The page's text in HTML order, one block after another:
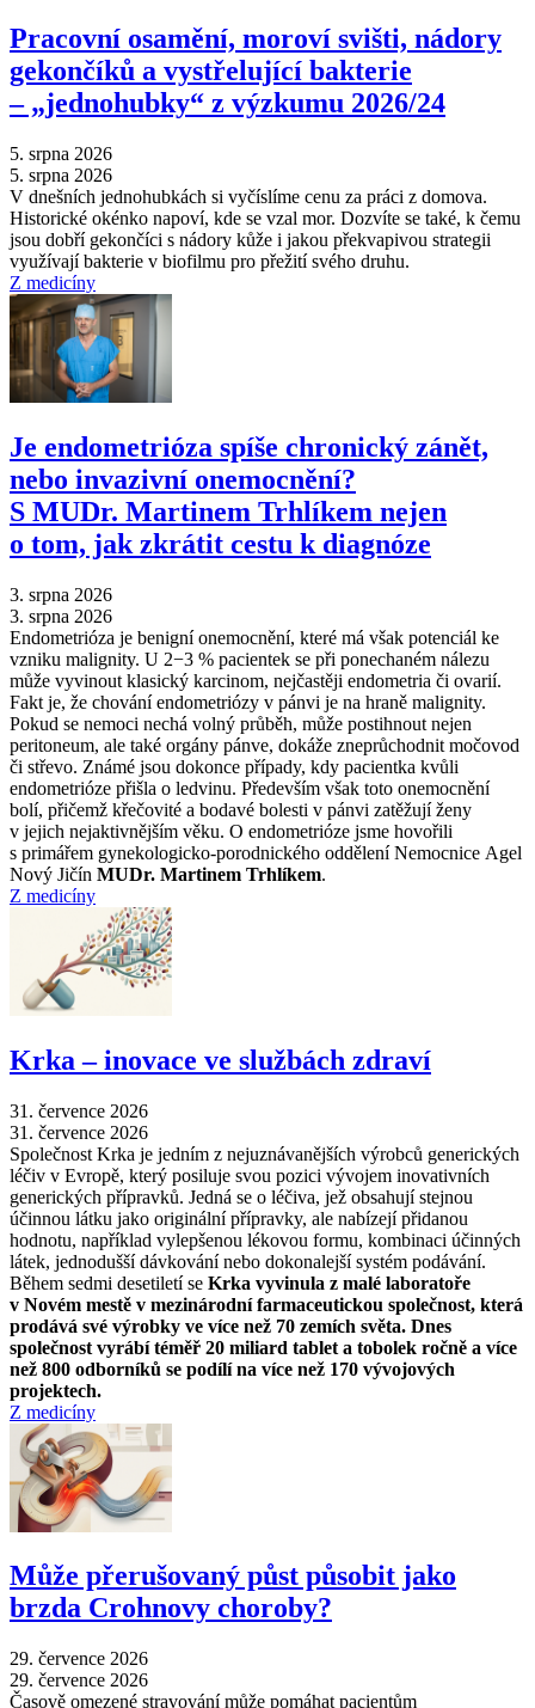
Pracovní osamění, moroví svišti, nádory
gekončíků a vystřelující bakterie
–⁠ „jednohubky“ z výzkumu 2026/24
5. srpna 2026
5. srpna 2026
V dnešních jednohubkách si vyčíslíme cenu za práci z domova.
Historické okénko napoví, kde se vzal mor. Dozvíte se také, k čemu
jsou dobří gekončíci s nádory kůže i jakou překvapivou strategii
využívají bakterie v biofilmu pro přežití svého druhu.
Z medicíny
Je endometrióza spíše chronický zánět,
nebo invazivní onemocnění?
S MUDr. Martinem Trhlíkem nejen
o tom, jak zkrátit cestu k diagnóze
3. srpna 2026
3. srpna 2026
Endometrióza je benigní onemocnění, které má však potenciál ke
vzniku malignity. U 2−3 % pacientek se při ponechaném nálezu
může vyvinout klasický karcinom, nejčastěji endometria či ovarií.
Fakt je, že chování endometriózy v pánvi je na hraně malignity.
Pokud se nemoci nechá volný průběh, může postihnout nejen
peritoneum, ale také orgány pánve, dokáže zneprůchodnit močovod
či střevo. Známé jsou dokonce případy, kdy pacientka kvůli
endometrióze přišla o ledvinu. Především však toto onemocnění
bolí, přičemž křečovité a bodavé bolesti v pánvi zatěžují ženy
v jejich nejaktivnějším věku. O endometrióze jsme hovořili
s primářem gynekologicko-porodnického oddělení Nemocnice Agel
Nový Jičín MUDr. Martinem Trhlíkem.
Z medicíny
Krka –⁠ inovace ve službách zdraví
31. července 2026
31. července 2026
Společnost Krka je jedním z nejuznávanějších výrobců generických
léčiv v Evropě, který posiluje svou pozici vývojem inovativních
generických přípravků. Jedná se o léčiva, jež obsahují stejnou
účinnou látku jako originální přípravky, ale nabízejí přidanou
hodnotu, například vylepšenou lékovou formu, kombinaci účinných
látek, jednodušší dávkování nebo dokonalejší systém podávání.
Během sedmi desetiletí se Krka vyvinula z malé laboratoře
v Novém mestě v mezinárodní farmaceutickou společnost, která
prodává své výrobky ve více než 70 zemích světa. Dnes
společnost vyrábí téměř 20 miliard tablet a tobolek ročně a více
než 800 odborníků se podílí na více než 170 vývojových
projektech.
Z medicíny
Může přerušovaný půst působit jako
brzda Crohnovy choroby?
29. července 2026
29. července 2026
Časově omezené stravování může pomáhat pacientům